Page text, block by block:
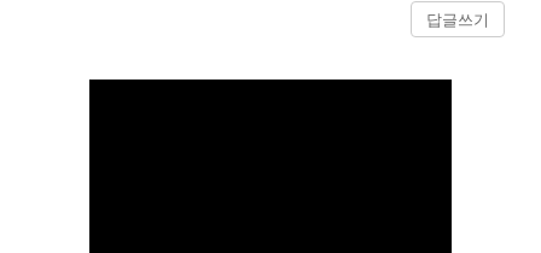
답글쓰기